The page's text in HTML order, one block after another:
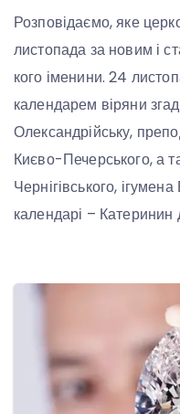
Розповідаємо, яке
листопада за новим і
кого іменини. 24
календарем віряни
Олександрійську,
Києво-Печерського, а
Чернігівського,
календарі – Катеринин